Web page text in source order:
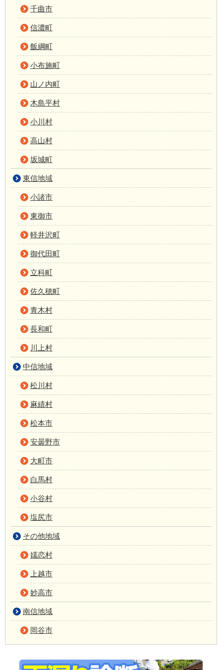
千曲市
信濃町
飯綱町
小布施町
山ノ内町
木島平村
小川村
高山村
坂城町
東信地域
小諸市
東御市
軽井沢町
御代田町
立科町
佐久穂町
青木村
長和町
川上村
中信地域
松川村
麻績村
松本市
安曇野市
大町市
白馬村
小谷村
塩尻市
その他地域
嬬恋村
上越市
妙高市
南信地域
岡谷市